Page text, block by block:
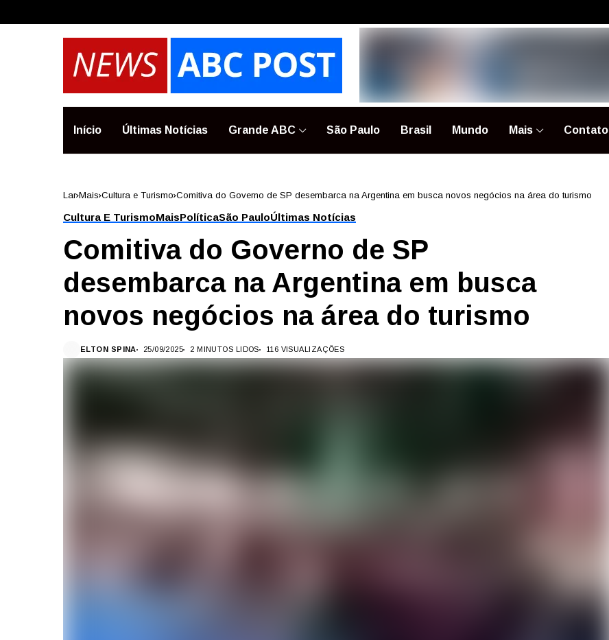
Início Últimas Notícias Grande ABC São Paulo Brasil Mundo Mais Contato
Lar Mais Cultura e Turismo Comitiva do Governo de SP desembarca na Argentina em busca novos negócios na área do turismo
Cultura E TurismoMaisPolíticaSão PauloÚltimas Notícias
Comitiva do Governo de SP
desembarca na Argentina em busca
novos negócios na área do turismo
ELTON SPINA 25/09/2025 2 MINUTOS LIDOS 116 VISUALIZAÇÕES